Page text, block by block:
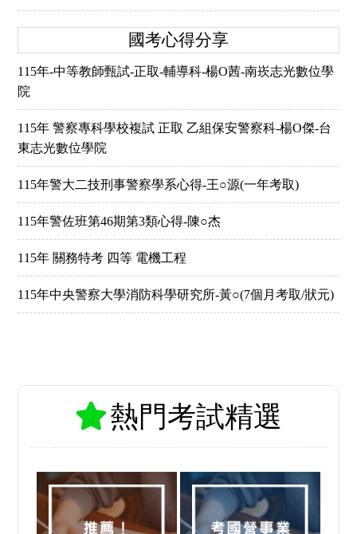
國考心得分享
115年-中等教師甄試-正取-輔導科-楊O茜-南崁志光數位學
院
115年 警察專科學校複試 正取 乙組保安警察科-楊O傑-台
東志光數位學院
115年警大二技刑事警察學系心得-王○源(一年考取)
115年警佐班第46期第3類心得-陳○杰
115年 關務特考 四等 電機工程
115年中央警察大學消防科學研究所-黃○(7個月考取/狀元)
熱門考試精選